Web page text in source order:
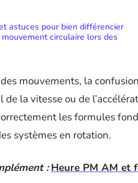
astuces pour bien différencier
circulaire lors des
des mouvements, la
de la vitesse ou de
les formules
systèmes en rotation.
: Heure PM AM et